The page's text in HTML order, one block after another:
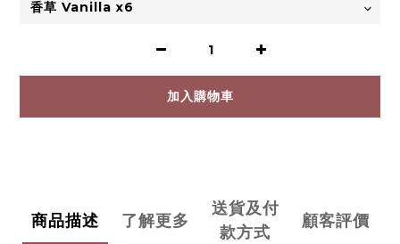
加入購物車
商品描述 了解更多
送貨及付
款方式
顧客評價